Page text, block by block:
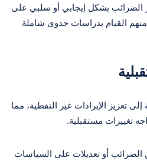
الضرائب بشكل إيجابي أو سلبي على
القيام بدراسات جدوى شاملة
إلى تعزيز الإيرادات غير النفطية، مما
تغييرات مستقبلية.
الضرائب أو تعديلات على السياسات